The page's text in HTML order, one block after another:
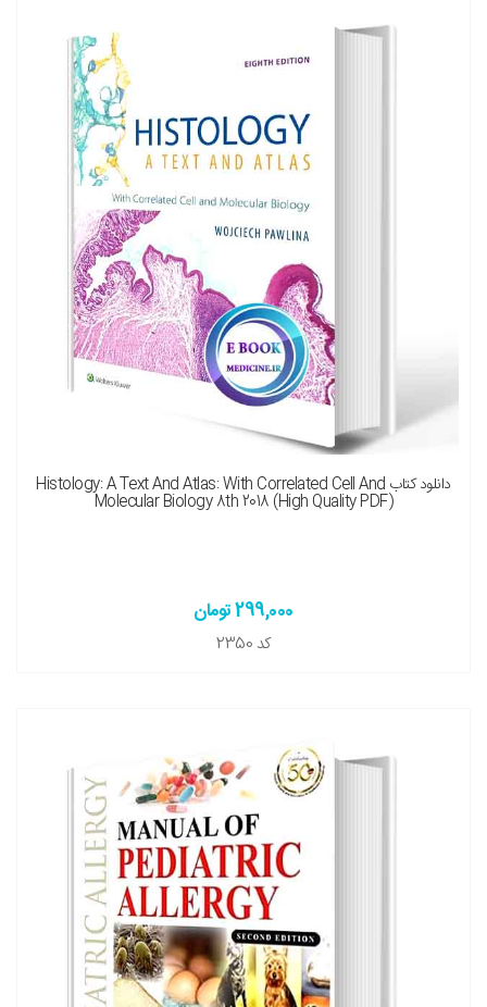
دانلود کتاب Histology: A Text And Atlas: With Correlated Cell And
Molecular Biology 8th 2018 (High Quality PDF)
299,000 تومان
کد 2350